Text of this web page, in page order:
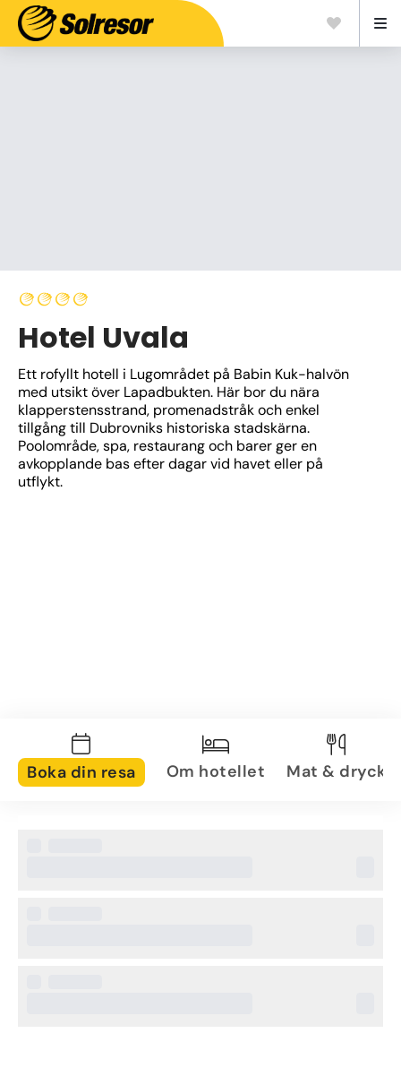
Hotel Uvala
Ett rofyllt hotell i Lugområdet på Babin Kuk-halvön
med utsikt över Lapadbukten. Här bor du nära
klapperstensstrand, promenadstråk och enkel
tillgång till Dubrovniks historiska stadskärna.
Poolområde, spa, restaurang och barer ger en
avkopplande bas efter dagar vid havet eller på
utflykt.
Boka din resa Om hotellet Mat & dryck